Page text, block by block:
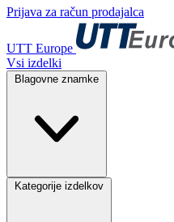
Prijava za račun prodajalca
UTT Europe
Vsi izdelki
Blagovne znamke
Kategorije izdelkov